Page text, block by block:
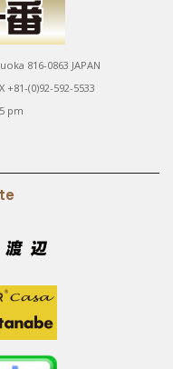
816-0863 JAPAN
(0)92-592-5533
pm